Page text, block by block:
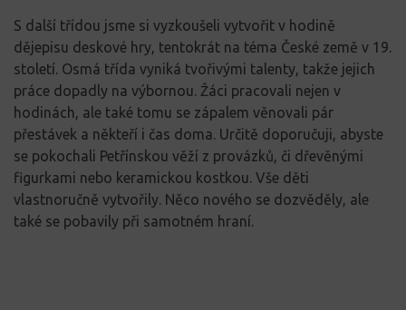
S další třídou jsme si vyzkoušeli vytvořit v hodině
dějepisu deskové hry, tentokrát na téma České země v 19.
století. Osmá třída vyniká tvořivými talenty, takže jejich
práce dopadly na výbornou. Žáci pracovali nejen v
hodinách, ale také tomu se zápalem věnovali pár
přestávek a někteří i čas doma. Určitě doporučuji, abyste
se pokochali Petřínskou věží z provázků, či dřevěnými
figurkami nebo keramickou kostkou. Vše děti
vlastnoručně vytvořily. Něco nového se dozvěděly, ale
také se pobavily při samotném hraní.